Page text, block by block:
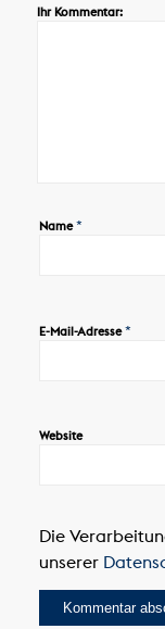
Ihr Kommentar:
Name*
E-Mail-Adresse*
Website
Die
unserer